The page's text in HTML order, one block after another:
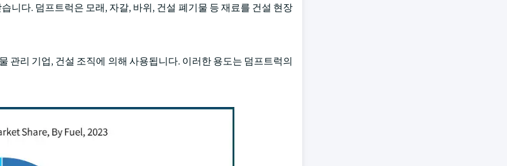
니다. 덤프트럭은 모래, 자갈, 바위, 건설 폐기물 등 재료를 건설 현장
관리 기업, 건설 조직에 의해 사용됩니다. 이러한 용도는 덤프트럭의